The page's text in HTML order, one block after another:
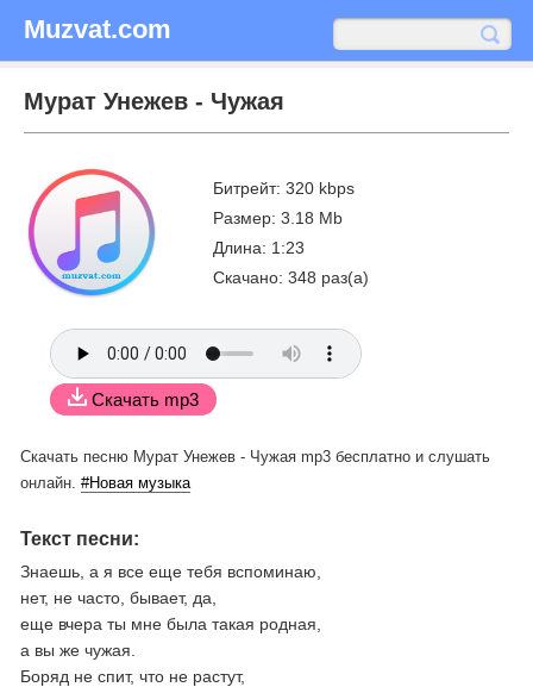
Muzvat.com
Мурат Унежев - Чужая
Битрейт: 320 kbps
Размер: 3.18 Mb
Длина: 1:23
Скачано: 348 раз(а)
Скачать mp3
Скачать песню Мурат Унежев - Чужая mp3 бесплатно и слушать
онлайн. #Новая музыка
Текст песни:
Знаешь, а я все еще тебя вспоминаю,
нет, не часто, бывает, да,
еще вчера ты мне была такая родная,
а вы же чужая.
Боряд не спит, что не растут,